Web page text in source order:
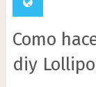
Como
diy